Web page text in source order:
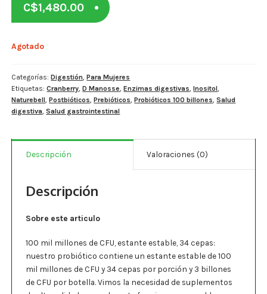
Estados De Ánimo
Aminoácidos
Multivitaminas Adultos 50 Años A Más
C$1,480.00
Agotado
Categorías:Digestión,Para Mujeres
Etiquetas:Cranberry,D Manosse,Enzimas digestivas,Inositol,
Naturebell,Postbióticos,Prebióticos,Probióticos 100 billones,Salud
digestiva,Salud gastrointestinal
Descripción Valoraciones (0)
Descripción
Sobre este articulo
100 mil millones de CFU, estante estable, 34 cepas:
nuestro probiótico contiene un estante estable de 100
mil millones de CFU y 34 cepas por porción y 3 billones
de CFU por botella. Vimos la necesidad de suplementos